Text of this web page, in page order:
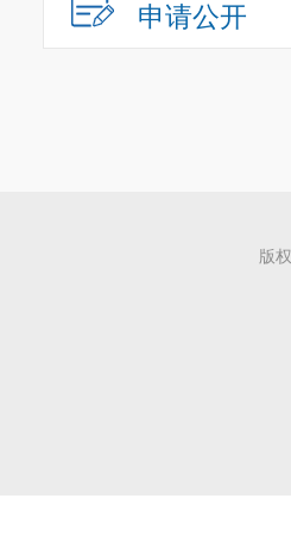
申请公开
版